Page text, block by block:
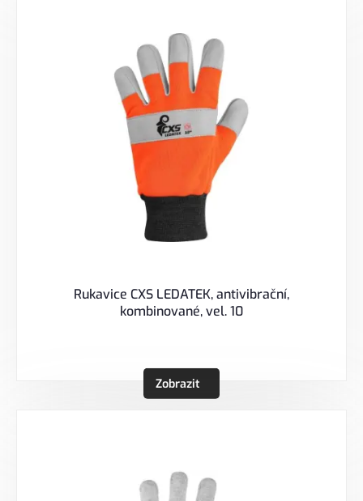
Rukavice CXS LEDATEK, antivibrační,
kombinované, vel. 10
Zobrazit